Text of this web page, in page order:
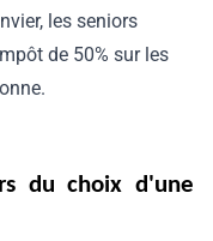
les seniors
de 50% sur les
du choix d'une